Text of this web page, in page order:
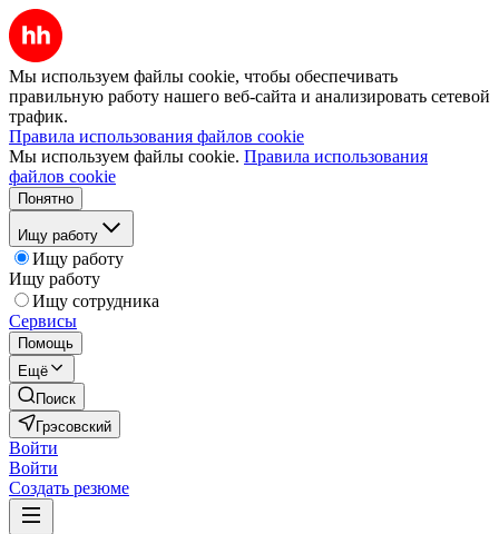
Мы используем файлы cookie, чтобы обеспечивать
правильную работу нашего веб-сайта и анализировать сетевой
трафик.
Правила использования файлов cookie
Мы используем файлы cookie. Правила использования
файлов cookie
Понятно
Ищу работу
Ищу работу
Ищу работу
Ищу сотрудника
Сервисы
Помощь
Ещё
Поиск
Грэсовский
Войти
Войти
Создать резюме